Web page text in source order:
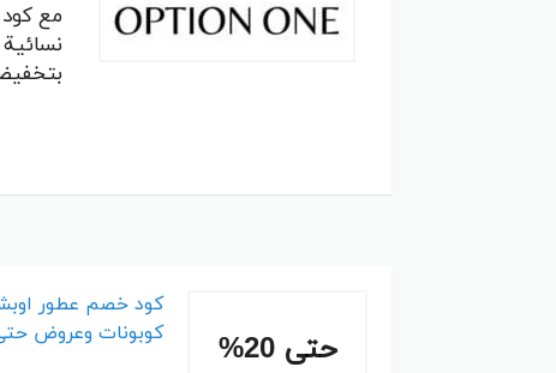
مع
حتى 20%
كود خصم عطور
كوبونات وعروض حتى